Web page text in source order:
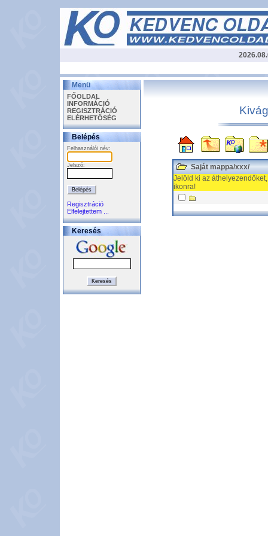
Menü
FŐOLDAL
INFORMÁCIÓ
REGISZTRÁCIÓ
ELÉRHETŐSÉG
Belépés
Felhasználói név:
Jelszó:
Regisztráció
Elfelejtettem ...
Keresés
Saját mappa/xxx/
Jelöld ki az
ikonra!